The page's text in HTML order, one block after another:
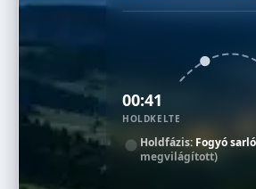
00:41
HOLDKELTE
Holdfázis: Fogyó sarló
megvilágított)